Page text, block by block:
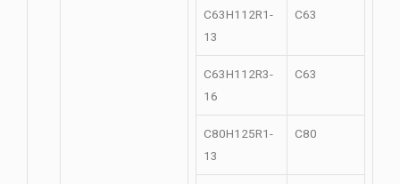
C63H112R1-
13
C63
C63H112R3-
16
C63
C80H125R1-
13
C80